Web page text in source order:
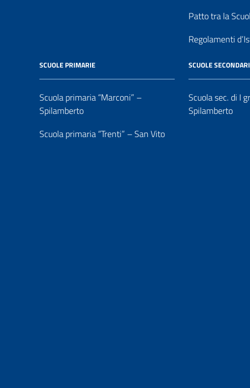
Patto tra la
Regolamenti
SCUOLE PRIMARIE
Scuola primaria “Marconi” –
Spilamberto
Scuola primaria “Trenti” – San Vito
SCUOLE
Scuola sec. di I
Spilamberto